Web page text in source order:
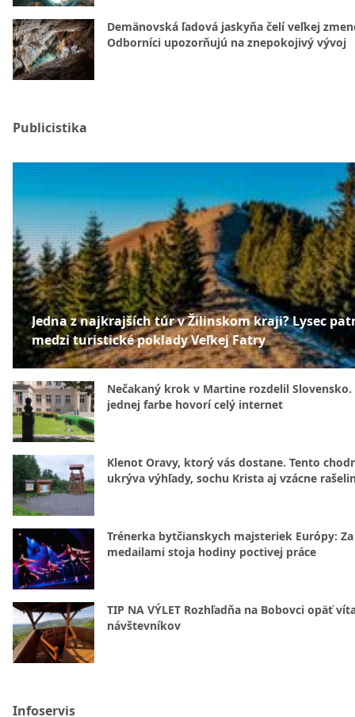
Demänovská ľadová jaskyňa čelí veľkej
Odborníci upozorňujú na znepokojivý vývoj
Publicistika
Jedna z najkrajších túr v Žilinskom kraji? Lysec
medzi turistické poklady Veľkej Fatry
Nečakaný krok v Martine rozdelil Slovensko.
jednej farbe hovorí celý internet
Klenot Oravy, ktorý vás dostane. Tento
ukrýva výhľady, sochu Krista aj vzácne
Trénerka bytčianskych majsteriek Európy: Za
medailami stoja hodiny poctivej práce
TIP NA VÝLET Rozhľadňa na Bobovci opäť
návštevníkov
Infoservis